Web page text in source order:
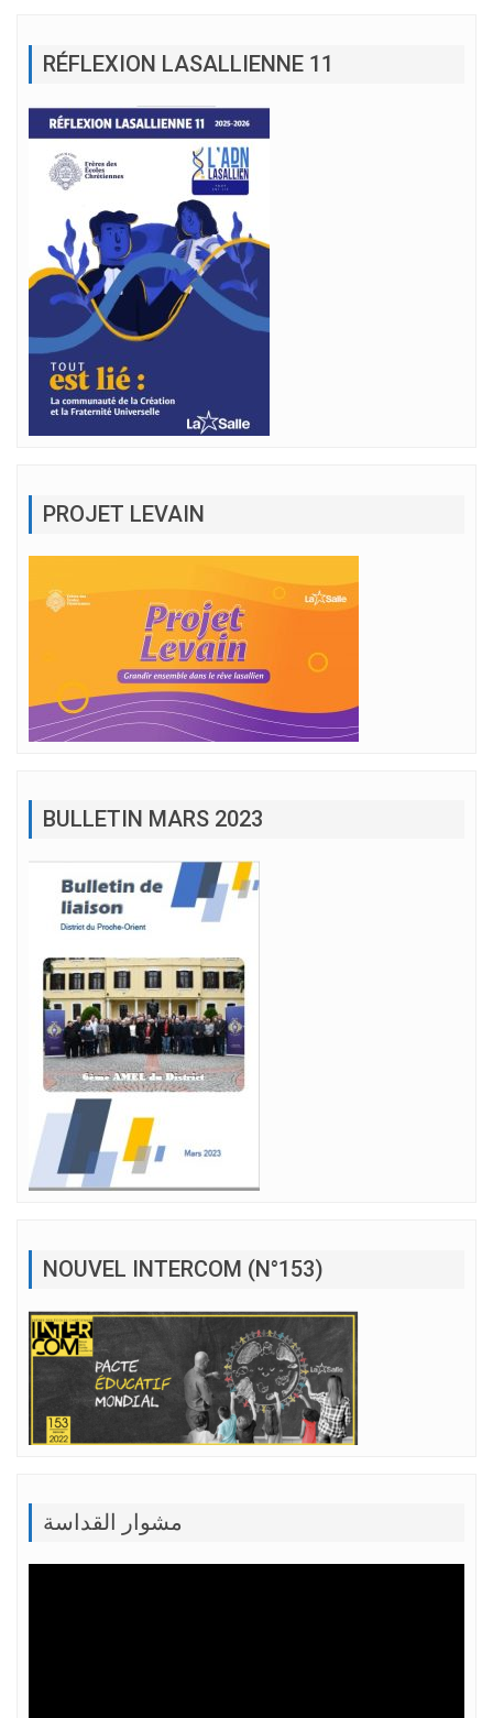
RÉFLEXION LASALLIENNE 11
PROJET LEVAIN
BULLETIN MARS 2023
NOUVEL INTERCOM (N°153)
مشوار القداسة